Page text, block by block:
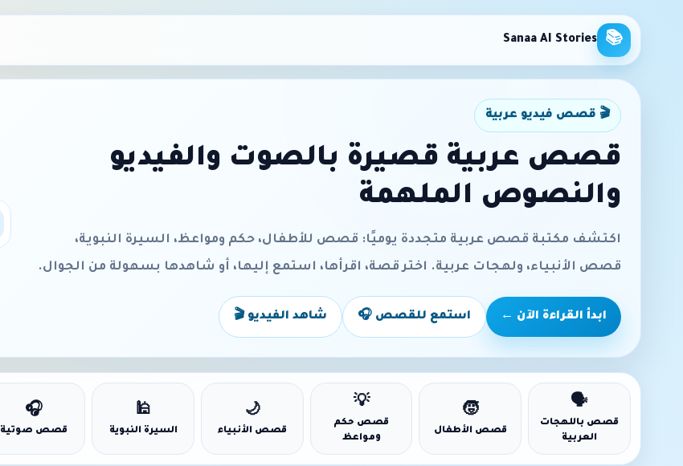
📚
Sanaa AI Stories
🎬 قصص فيديو عربية
قصص عربية قصيرة بالصوت والفيديو
والنصوص الملهمة
اكتشف مكتبة قصص عربية متجددة يوميًا: قصص للأطفال، حكم ومواعظ، السيرة النبوية،
قصص الأنبياء، ولهجات عربية. اختر قصة، اقرأها، استمع إليها، أو شاهدها بسهولة من الجوال.
ابدأ القراءة الآن ← استمع للقصص 🎧 شاهد الفيديو 🎬
🗣️
قصص باللهجات
العربية
🧒
قصص الأطفال
💡
قصص حكم
ومواعظ
🌙
قصص الأنبياء
🕌
السيرة النبوية
🎧
قصص صوتية